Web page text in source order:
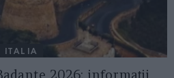
ITALIA
2026: informații